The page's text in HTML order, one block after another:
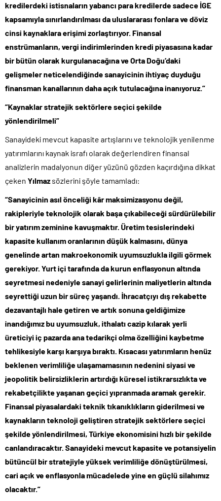
kredilerdeki istisnaların yabancı para kredilerde sadece İGE
kapsamıyla sınırlandırılması da uluslararası fonlara ve döviz
cinsi kaynaklara erişimi zorlaştırıyor. Finansal
enstrümanların, vergi indirimlerinden kredi piyasasına kadar
bir bütün olarak kurgulanacağına ve Orta Doğu’daki
gelişmeler neticelendiğinde sanayicinin ihtiyaç duyduğu
finansman kanallarının daha açık tutulacağına inanıyoruz.”
“Kaynaklar stratejik sektörlere seçici şekilde
yönlendirilmeli”
Sanayideki mevcut kapasite artışlarını ve teknolojik yenilenme
yatırımlarını kaynak israfı olarak değerlendiren finansal
analizlerin madalyonun diğer yüzünü gözden kaçırdığına dikkat
çeken Yılmaz sözlerini şöyle tamamladı:
“Sanayicinin asıl önceliği kâr maksimizasyonu değil,
rakipleriyle teknolojik olarak başa çıkabileceği sürdürülebilir
bir yatırım zeminine kavuşmaktır. Üretim tesislerindeki
kapasite kullanım oranlarının düşük kalmasını, dünya
genelinde artan makroekonomik uyumsuzlukla ilgili görmek
gerekiyor. Yurt içi tarafında da kurun enflasyonun altında
seyretmesi nedeniyle sanayi gelirlerinin maliyetlerin altında
seyrettiği uzun bir süreç yaşandı. İhracatçıyı dış rekabette
dezavantajlı hale getiren ve artık sonuna geldiğimize
inandığımız bu uyumsuzluk, ithalatı cazip kılarak yerli
üreticiyi iç pazarda ana tedarikçi olma özelliğini kaybetme
tehlikesiyle karşı karşıya bıraktı. Kısacası yatırımların henüz
beklenen verimliliğe ulaşamamasının nedenini siyasi ve
jeopolitik belirsizliklerin artırdığı küresel istikrarsızlıkta ve
rekabetçilikte yaşanan geçici yıpranmada aramak gerekir.
Finansal piyasalardaki teknik tıkanıklıkların giderilmesi ve
kaynakların teknoloji geliştiren stratejik sektörlere seçici
şekilde yönlendirilmesi, Türkiye ekonomisini hızlı bir şekilde
canlandıracaktır. Sanayideki mevcut kapasite ve potansiyelin
bütüncül bir stratejiyle yüksek verimliliğe dönüştürülmesi,
cari açık ve enflasyonla mücadelede yine en güçlü silahımız
olacaktır.”